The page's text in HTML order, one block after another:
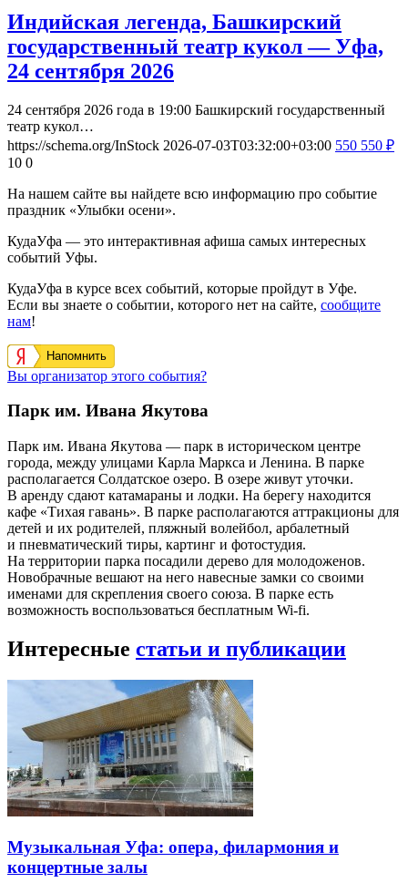
Индийская легенда, Башкирский
государственный театр кукол — Уфа,
24 сентября 2026
24 сентября 2026 года в 19:00 Башкирский государственный
театр кукол…
https://schema.org/InStock 2026-07-03T03:32:00+03:00 550 550 ₽
10 0
На нашем сайте вы найдете всю информацию про событие
праздник «Улыбки осени».
КудаУфа — это интерактивная афиша самых интересных
событий Уфы.
КудаУфа в курсе всех событий, которые пройдут в Уфе.
Если вы знаете о событии, которого нет на сайте, сообщите
нам!
Напомнить
Вы организатор этого события?
Парк им. Ивана Якутова
Парк им. Ивана Якутова — парк в историческом центре
города, между улицами Карла Маркса и Ленина. В парке
располагается Солдатское озеро. В озере живут уточки.
В аренду сдают катамараны и лодки. На берегу находится
кафе «Тихая гавань». В парке располагаются аттракционы для
детей и их родителей, пляжный волейбол, арбалетный
и пневматический тиры, картинг и фотостудия.
На территории парка посадили дерево для молодоженов.
Новобрачные вешают на него навесные замки со своими
именами для скрепления своего союза. В парке есть
возможность воспользоваться бесплатным Wi-fi.
Интересные статьи и публикации
Музыкальная Уфа: опера, филармония и
концертные залы